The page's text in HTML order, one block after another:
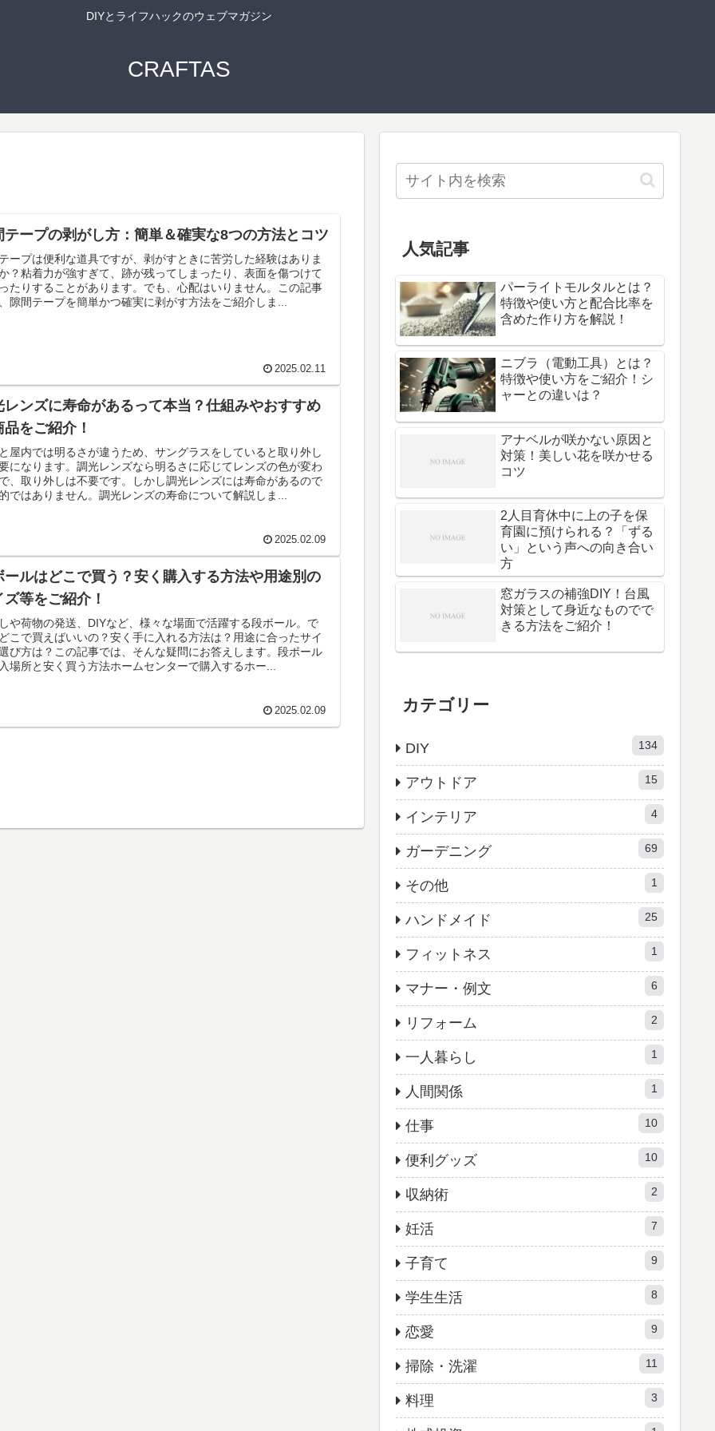
DIYとライフハックのウェブマガジン
CRAFTAS
テープの剥がし方：簡単＆確実な8つの方法とコツ
ープは便利な道具ですが、剥がすときに苦労した経験はありま
？粘着力が強すぎて、跡が残ってしまったり、表面を傷つけて
たりすることがあります。でも、心配はいりません。この記事
隙間テープを簡単かつ確実に剥がす方法をご紹介しま...
2025.02.11
レンズに寿命があるって本当？仕組みやおすすめ
品をご紹介！
屋内では明るさが違うため、サングラスをしていると取り外し
になります。調光レンズなら明るさに応じてレンズの色が変わ
、取り外しは不要です。しかし調光レンズには寿命があるので
ではありません。調光レンズの寿命について解説しま...
2025.02.09
ールはどこで買う？安く購入する方法や用途別の
ズ等をご紹介！
や荷物の発送、DIYなど、様々な場面で活躍する段ボール。で
こで買えばいいの？安く手に入れる方法は？用途に合ったサイ
び方は？この記事では、そんな疑問にお答えします。段ボール
場所と安く買う方法ホームセンターで購入するホー...
2025.02.09
人気記事
パーライトモルタルとは？
特徴や使い方と配合比率を
含めた作り方を解説！
ニブラ（電動工具）とは？
特徴や使い方をご紹介！シ
ャーとの違いは？
アナベルが咲かない原因と
対策！美しい花を咲かせる
コツ
2人目育休中に上の子を保
育園に預けられる？「ずる
い」という声への向き合い
方
窓ガラスの補強DIY！台風
対策として身近なものでで
きる方法をご紹介！
カテゴリー
DIY 134
アウトドア 15
インテリア 4
ガーデニング 69
その他 1
ハンドメイド 25
フィットネス 1
マナー・例文 6
リフォーム 2
一人暮らし 1
人間関係 1
仕事 10
便利グッズ 10
収納術 2
妊活 7
子育て 9
学生生活 8
恋愛 9
掃除・洗濯 11
料理 3